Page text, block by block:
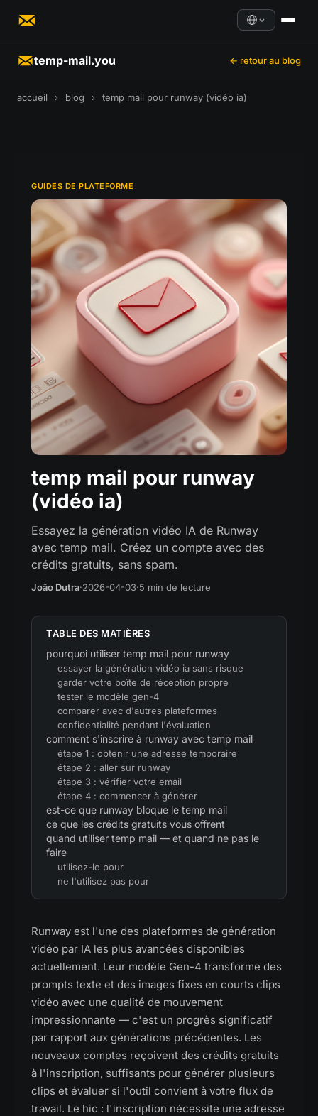
temp-mail.you ← retour au blog
accueil › blog › temp mail pour runway (vidéo ia)
GUIDES DE PLATEFORME
temp mail pour runway
(vidéo ia)
Essayez la génération vidéo IA de Runway
avec temp mail. Créez un compte avec des
crédits gratuits, sans spam.
João Dutra·2026-04-03·5 min de lecture
TABLE DES MATIÈRES
pourquoi utiliser temp mail pour runway
essayer la génération vidéo ia sans risque
garder votre boîte de réception propre
tester le modèle gen-4
comparer avec d'autres plateformes
confidentialité pendant l'évaluation
comment s'inscrire à runway avec temp mail
étape 1 : obtenir une adresse temporaire
étape 2 : aller sur runway
étape 3 : vérifier votre email
étape 4 : commencer à générer
est-ce que runway bloque le temp mail
ce que les crédits gratuits vous offrent
quand utiliser temp mail — et quand ne pas le
faire
utilisez-le pour
ne l'utilisez pas pour
Runway est l'une des plateformes de génération
vidéo par IA les plus avancées disponibles
actuellement. Leur modèle Gen-4 transforme des
prompts texte et des images fixes en courts clips
vidéo avec une qualité de mouvement
impressionnante — c'est un progrès significatif
par rapport aux générations précédentes. Les
nouveaux comptes reçoivent des crédits gratuits
à l'inscription, suffisants pour générer plusieurs
clips et évaluer si l'outil convient à votre flux de
travail. Le hic : l'inscription nécessite une adresse